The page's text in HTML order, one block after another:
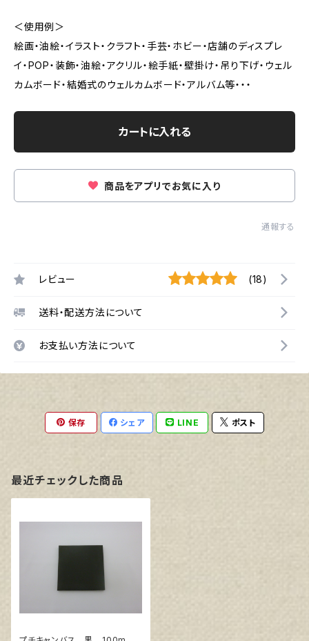
＜使用例＞
絵画・油絵・イラスト・クラフト・手芸・ホビー・店舗のディスプレ
イ・POP・装飾・油絵・アクリル・絵手紙・壁掛け・吊り下げ・ウェル
カムボード・結婚式のウェルカムボード・アルバム等・・・
カートに入れる
商品をアプリでお気に入り
通報する
レビュー (18)
送料・配送方法について
お支払い方法について
保存 シェア LINE ポスト
最近チェックした商品